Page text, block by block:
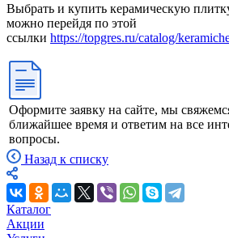
Выбрать и купить керамическую
можно перейдя по этой
ссылки https://topgres.ru/catalog/
Оформите заявку на сайте, мы
ближайшее время и ответим на все
вопросы.
Назад к списку
Каталог
Акции